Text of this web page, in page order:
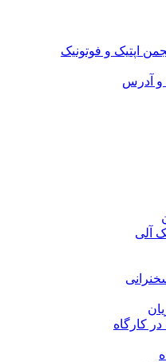
اپتیک و فوتونیک
آدرس
آلی
کارگاه